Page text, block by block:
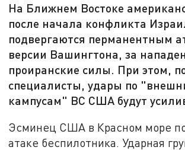
На Ближнем Востоке
после начала конфликта
подвергаются перманентным
версии Вашингтона, за
проиранские силы. При этом,
специалисты, удары по
кампусам" ВС США будут
Эсминец США в Красном море
атаке беспилотника. Ударная